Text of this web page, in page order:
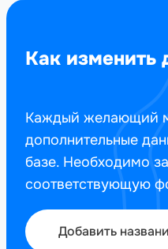
Как изменить
Каждый желающий
дополнительные
базе. Необходимо
соответствующую
Добавить